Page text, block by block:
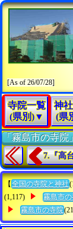
[As of 26/07/28]
寺院一覧
(県別)▼
神
(県
「霧島市の寺院
7.『高
【 全国の寺院と神社
(1,117)
霧島市
霧島市の寺院